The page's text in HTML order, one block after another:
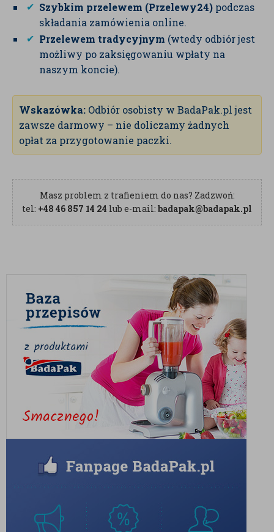
Szybkim przelewem (Przelewy24) podczas
składania zamówienia online.
Przelewem tradycyjnym (wtedy odbiór jest
możliwy po zaksięgowaniu wpłaty na
naszym koncie).
Wskazówka: Odbiór osobisty w BadaPak.pl jest
zawsze darmowy – nie doliczamy żadnych
opłat za przygotowanie paczki.
Masz problem z trafieniem do nas? Zadzwoń:
tel: +48 46 857 14 24 lub e-mail: badapak@badapak.pl